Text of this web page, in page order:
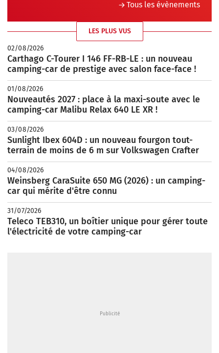
Tous les évènements
LES PLUS VUS
02/08/2026
Carthago C-Tourer I 146 FF-RB-LE : un nouveau
camping-car de prestige avec salon face-face !
01/08/2026
Nouveautés 2027 : place à la maxi-soute avec le
camping-car Malibu Relax 640 LE XR !
03/08/2026
Sunlight Ibex 604D : un nouveau fourgon tout-
terrain de moins de 6 m sur Volkswagen Crafter
04/08/2026
Weinsberg CaraSuite 650 MG (2026) : un camping-
car qui mérite d'être connu
31/07/2026
Teleco TEB310, un boîtier unique pour gérer toute
l'électricité de votre camping-car